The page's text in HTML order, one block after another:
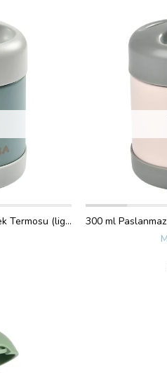
300 ml Paslanmaz Çelik Yiyecek Termosu (light mist/eucalyptus green)